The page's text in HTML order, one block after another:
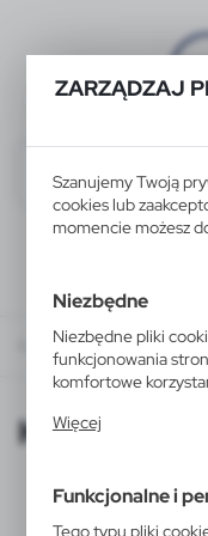
ZARZĄDZAJ
Szanujemy Twoją
cookies lub
momencie możesz
Niezbędne
Niezbędne pliki
funkcjonowania
komfortowe
działania w celu
korzystasz, może
Więcej
Funkcjonalne i
Tego typu pliki
KATALOGI ONLINE
KATALOGI